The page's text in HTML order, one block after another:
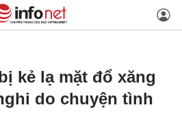
kẻ lạ mặt đổ xăng
do chuyện tình